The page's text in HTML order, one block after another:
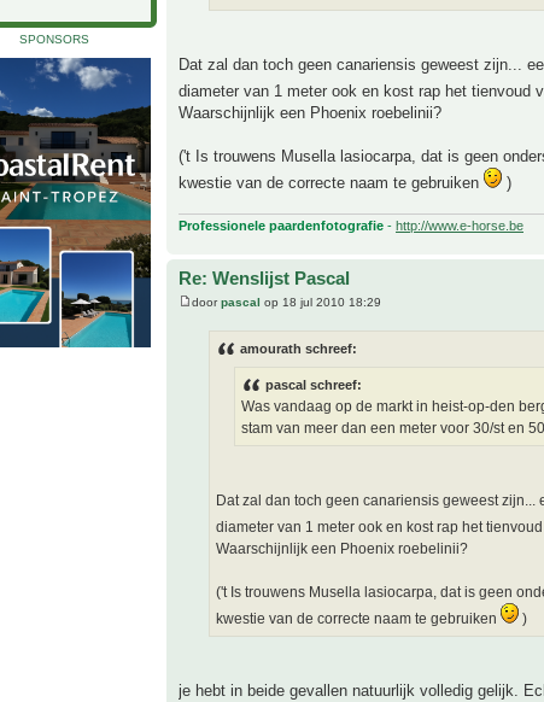
SPONSORS
Dat zal dan toch geen canariensis geweest zijn...
diameter van 1 meter ook en kost rap het tienvoud
Waarschijnlijk een Phoenix roebelinii?
('t Is trouwens Musella lasiocarpa, dat is geen
kwestie van de correcte naam te gebruiken
)
Professionele paardenfotografie - http://www.e-horse.be
Re: Wenslijst Pascal
doorpascal op 18 jul 2010 18:29
amourath schreef:
pascal schreef:
Was vandaag op de markt in heist-op-den
stam van meer dan een meter voor 30/st en
Dat zal dan toch geen canariensis geweest
diameter van 1 meter ook en kost rap het
Waarschijnlijk een Phoenix roebelinii?
('t Is trouwens Musella lasiocarpa, dat is geen
kwestie van de correcte naam te gebruiken
)
je hebt in beide gevallen natuurlijk volledig gelijk.